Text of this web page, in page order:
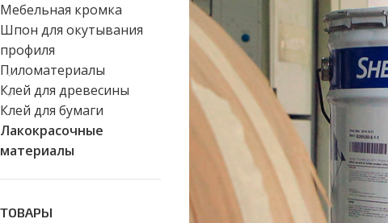
Мебельная кромка
Шпон для окутывания
профиля
Пиломатериалы
Клей для древесины
Клей для бумаги
Лакокрасочные
материалы
ТОВАРЫ